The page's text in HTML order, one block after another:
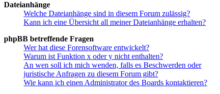
Dateianhänge
Welche Dateianhänge sind in diesem Forum zulässig?
Kann ich eine Übersicht all meiner Dateianhänge erhalten?
phpBB betreffende Fragen
Wer hat diese Forensoftware entwickelt?
Warum ist Funktion x oder y nicht enthalten?
An wen soll ich mich wenden, falls es Beschwerden oder
juristische Anfragen zu diesem Forum gibt?
Wie kann ich einen Administrator des Boards kontaktieren?